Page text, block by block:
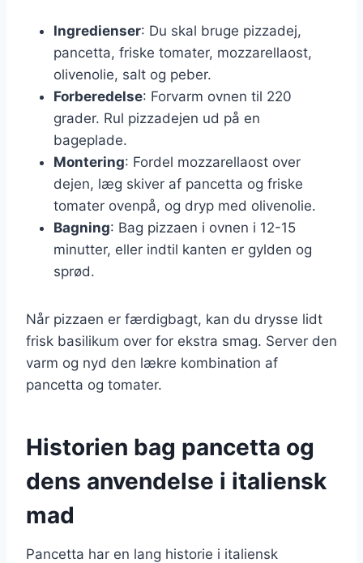
Ingredienser: Du skal bruge pizzadej,
pancetta, friske tomater, mozzarellaost,
olivenolie, salt og peber.
Forberedelse: Forvarm ovnen til 220
grader. Rul pizzadejen ud på en
bageplade.
Montering: Fordel mozzarellaost over
dejen, læg skiver af pancetta og friske
tomater ovenpå, og dryp med olivenolie.
Bagning: Bag pizzaen i ovnen i 12-15
minutter, eller indtil kanten er gylden og
sprød.
Når pizzaen er færdigbagt, kan du drysse lidt
frisk basilikum over for ekstra smag. Server den
varm og nyd den lækre kombination af
pancetta og tomater.
Historien bag pancetta og
dens anvendelse i italiensk
mad
Pancetta har en lang historie i italiensk